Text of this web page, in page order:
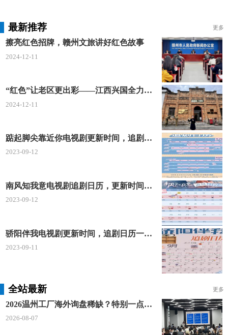
最新推荐 更多
擦亮红色招牌，赣州文旅讲好红色故事
2024-12-11
“红色”让老区更出彩——江西兴国全力打造红色文化传承发展创新示范区
2024-12-11
踮起脚尖靠近你电视剧更新时间，追剧日历及剧情简介
2023-09-12
南风知我意电视剧追剧日历，更新时间一览表
2023-09-12
骄阳伴我电视剧更新时间，追剧日历一览表
2023-09-11
全站最新 更多
2026温州工厂海外询盘稀缺？特别一点AI 短视频引流 + 麦穗智能获客谷歌定制独立站双渠道拓客！
2026-08-07